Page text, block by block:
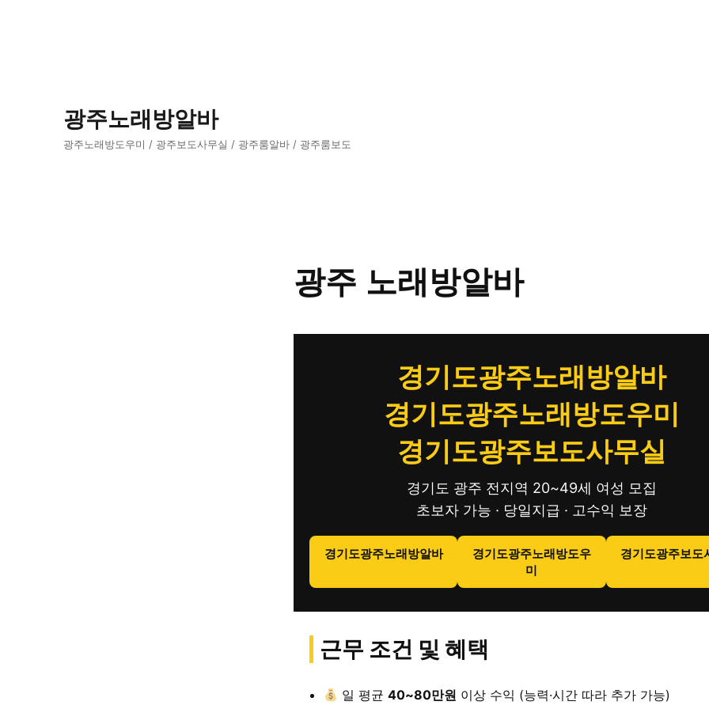
광주노래방알바
광주노래방도우미 / 광주보도사무실 / 광주룸알바 / 광주룸보도
광주 노래방알바
경기도광주노래방알바
경기도광주노래방도우미
경기도광주보도사무실
경기도 광주 전지역 20~49세 여성 모집
초보자 가능 · 당일지급 · 고수익 보장
경기도광주노래방알바
경기도광주노래방도우
미
경기도광주보도
근무 조건 및 혜택
일 평균40~80만원 이상 수익 (능력·시간 따라 추가 가능)